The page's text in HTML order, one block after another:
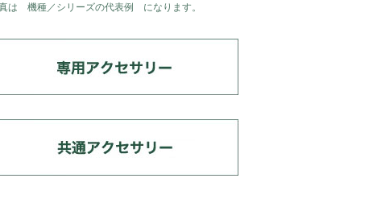
は 機種／シリーズの代表例 になります。